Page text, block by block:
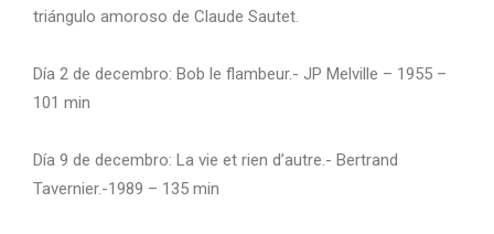
triángulo amoroso de Claude Sautet.
Día 2 de decembro: Bob le flambeur.- JP Melville – 1955 –
101 min
Día 9 de decembro: La vie et rien d’autre.- Bertrand
Tavernier.-1989 – 135 min